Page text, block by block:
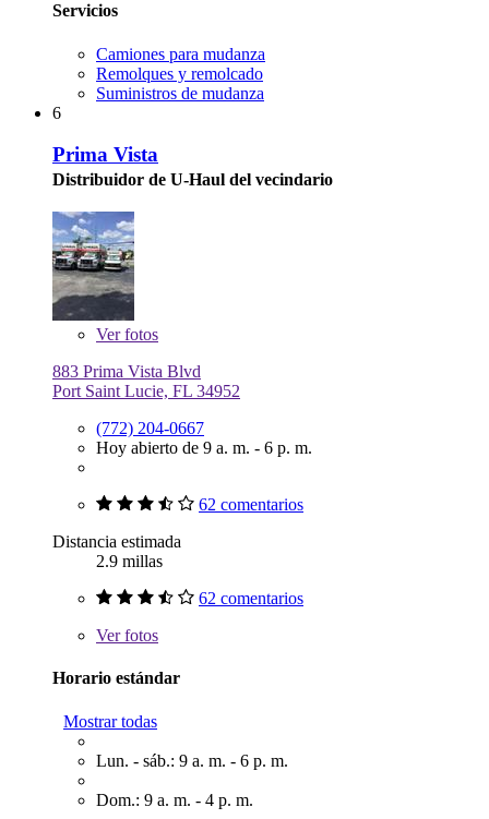
Servicios
Camiones para mudanza
Remolques y remolcado
Suministros de mudanza
6
Prima Vista
Distribuidor de U-Haul del vecindario
Verfotos
883 Prima Vista Blvd
Port Saint Lucie, FL 34952
(772) 204-0667
Hoy abierto de 9 a. m. - 6 p. m.
62 comentarios
Distancia estimada
2.9 millas
62 comentarios
Verfotos
Horario estándar
Mostrar todas
Lun. - sáb.: 9 a. m. - 6 p. m.
Dom.: 9 a. m. - 4 p. m.